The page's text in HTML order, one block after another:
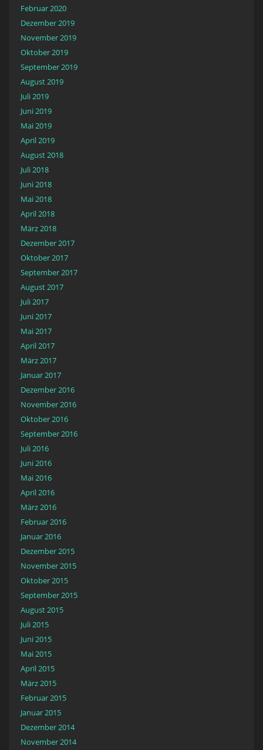
Februar 2020
Dezember 2019
November 2019
Oktober 2019
September 2019
August 2019
Juli 2019
Juni 2019
Mai 2019
April 2019
August 2018
Juli 2018
Juni 2018
Mai 2018
April 2018
März 2018
Dezember 2017
Oktober 2017
September 2017
August 2017
Juli 2017
Juni 2017
Mai 2017
April 2017
März 2017
Januar 2017
Dezember 2016
November 2016
Oktober 2016
September 2016
Juli 2016
Juni 2016
Mai 2016
April 2016
März 2016
Februar 2016
Januar 2016
Dezember 2015
November 2015
Oktober 2015
September 2015
August 2015
Juli 2015
Juni 2015
Mai 2015
April 2015
März 2015
Februar 2015
Januar 2015
Dezember 2014
November 2014